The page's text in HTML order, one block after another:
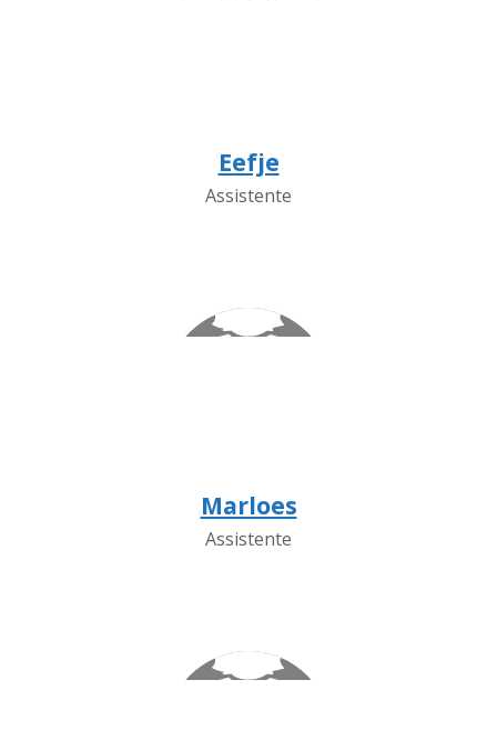
Eefje
Assistente
Marloes
Assistente